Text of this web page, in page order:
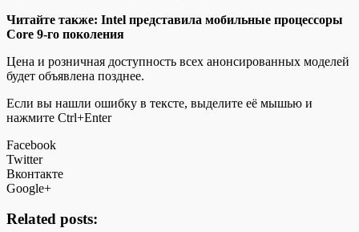
Читайте также: Intel представила мобильные процессоры
Core 9-го поколения
Цена и розничная доступность всех анонсированных моделей
будет объявлена позднее.
Если вы нашли ошибку в тексте, выделите её мышью и
нажмите Ctrl+Enter
Facebook
Twitter
Вконтакте
Google+
Related posts: